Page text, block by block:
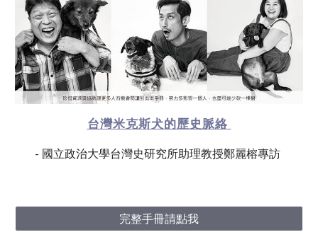
台灣米克斯犬的歷史脈絡
- 國立政治大學台灣史研究所助理教授鄭麗榕專訪
完整手冊請點我